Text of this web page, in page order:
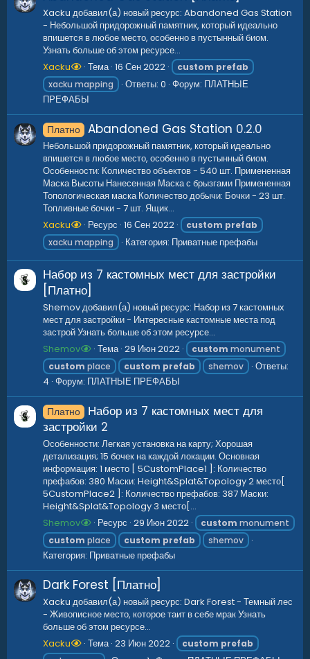
Xacku добавил(а) новый ресурс: Abandoned Gas Station
- Небольшой придорожный памятник, который идеально
впишется в любое место, особенно в пустынный биом.
Узнать больше об этом ресурсе...
Xacku
Тема 16 Сен 2022 custom prefab
xacku mapping
Ответы: 0 Форум: ПЛАТНЫЕ
ПРЕФАБЫ
Платно Abandoned Gas Station 0.2.0
Небольшой придорожный памятник, который идеально
впишется в любое место, особенно в пустынный биом.
Особенности: Количество объектов - 540 шт. Примененная
Маска Высоты Нанесенная Маска с брызгами Примененная
Топологическая маска Количество добычи: Бочки - 23 шт.
Топливные бочки - 7 шт. Ящик...
Xacku
Ресурс 16 Сен 2022 custom prefab
xacku mapping
Категория: Приватные префабы
Набор из 7 кастомных мест для застройки
[Платно]
Shemov добавил(а) новый ресурс: Набор из 7 кастомных
мест для застройки - Интересные кастомные места под
застрой Узнать больше об этом ресурсе...
Shemov
Тема 29 Июн 2022 custom monument
custom place custom prefab shemov
Ответы:
4 Форум: ПЛАТНЫЕ ПРЕФАБЫ
Платно
Набор из 7 кастомных мест для
застройки 2
Особенности: Легкая установка на карту; Хорошая
детализация; 15 бочек на каждой локации. Основная
информация: 1 место [ 5CustomPlace1 ]: Количество
префабов: 380 Маски: Height&Splat&Topology 2 место[
5CustomPlace2 ]: Количество префабов: 387 Маски:
Height&Splat&Topology 3 место[...
Shemov
Ресурс 29 Июн 2022 custom monument
custom place custom prefab shemov
Категория: Приватные префабы
Dark Forest [Платно]
Xacku добавил(а) новый ресурс: Dark Forest - Темный лес
- Живописное место, которое таит в себе мрак Узнать
больше об этом ресурсе...
Xacku
Тема 23 Июн 2022 custom prefab